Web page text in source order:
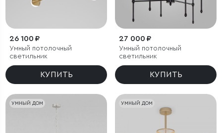
26 100 ₽
Умный потолочный
светильник
КУПИТЬ
27 000 ₽
Умный потолочный
светильник
КУПИТЬ
УМНЫЙ ДОМ УМНЫЙ ДОМ